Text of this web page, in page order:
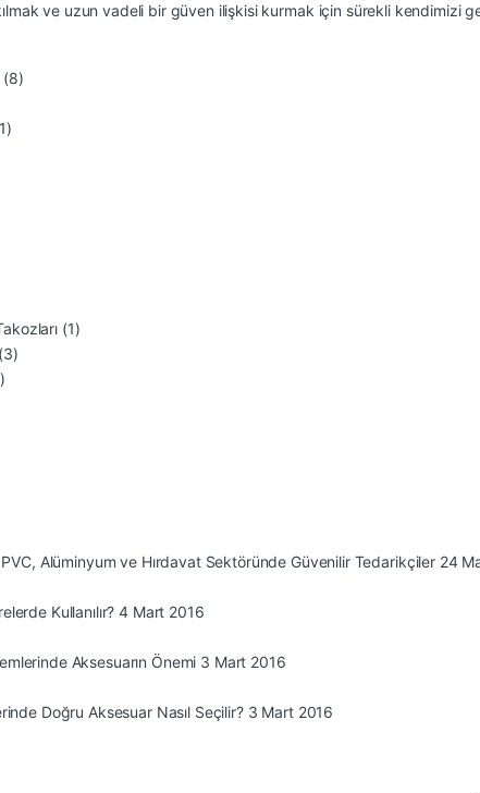
ve uzun vadeli bir güven ilişkisi kurmak için sürekli kendimizi
(8)
(1)
(3)
PVC, Alüminyum ve Hırdavat Sektöründe Güvenilir Tedarikçiler 24
Kullanılır? 4 Mart 2016
Aksesuarın Önemi 3 Mart 2016
Doğru Aksesuar Nasıl Seçilir? 3 Mart 2016